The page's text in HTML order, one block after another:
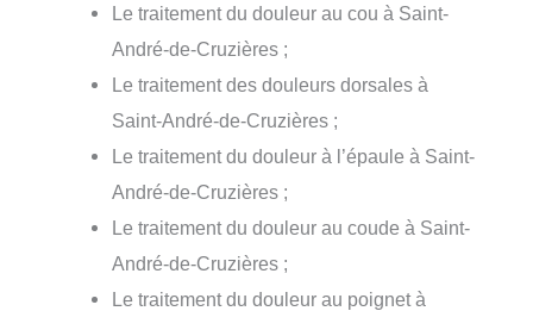
Le traitement du douleur au cou à Saint-
André-de-Cruzières ;
Le traitement des douleurs dorsales à
Saint-André-de-Cruzières ;
Le traitement du douleur à l’épaule à Saint-
André-de-Cruzières ;
Le traitement du douleur au coude à Saint-
André-de-Cruzières ;
Le traitement du douleur au poignet à